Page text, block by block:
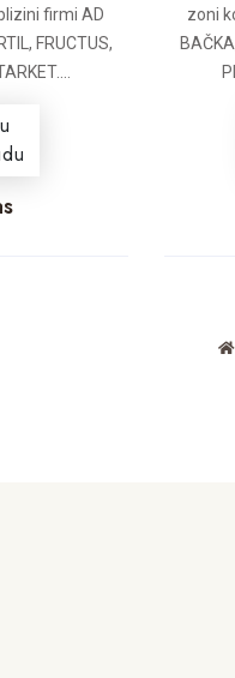
firmi AD
FRUCTUS,
zoni